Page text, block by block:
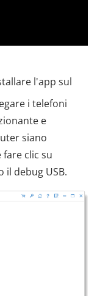
l'app sul
i telefoni
e
siano
fare clic su
il debug USB.